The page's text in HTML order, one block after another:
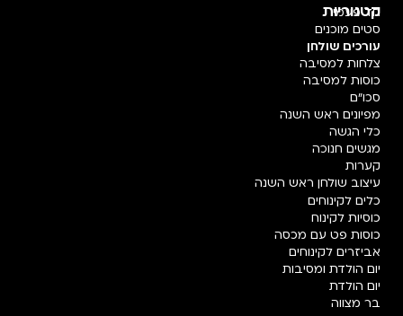
קטגוריות
חד פעמי
סטים מוכנים
עורכים שולחן
צלחות למסיבה
כוסות למסיבה
סכו"ם
מפיונים ראש השנה
כלי הגשה
מגשים חנוכה
קערות
עיצוב שולחן ראש השנה
כלים לקינוחים
כוסיות לקינוח
כוסות פט עם מכסה
אביזרים לקינוחים
יום הולדת ומסיבות
יום הולדת
בר מצווה